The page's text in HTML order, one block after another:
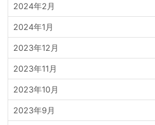
2024年2月
2024年1月
2023年12月
2023年11月
2023年10月
2023年9月